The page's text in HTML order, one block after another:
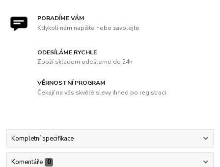
PORADÍME VÁM
Kdykoli nám napište nebo zavolejte
ODESÍLÁME RYCHLE
Zboží skladem odešleme do 24h
VĚRNOSTNÍ PROGRAM
Čekají na vás skvělé slevy ihned po registraci
Kompletní specifikace
Komentáře 0